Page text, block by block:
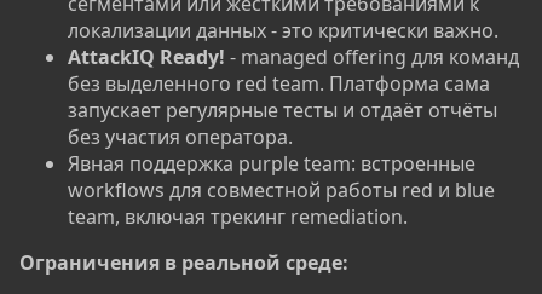
локализации данных - это критически важно.
AttackIQ Ready! - managed offering для команд
без выделенного red team. Платформа сама
запускает регулярные тесты и отдаёт отчёты
без участия оператора.
Явная поддержка purple team: встроенные
workflows для совместной работы red и blue
team, включая трекинг remediation.
Ограничения в реальной среде: